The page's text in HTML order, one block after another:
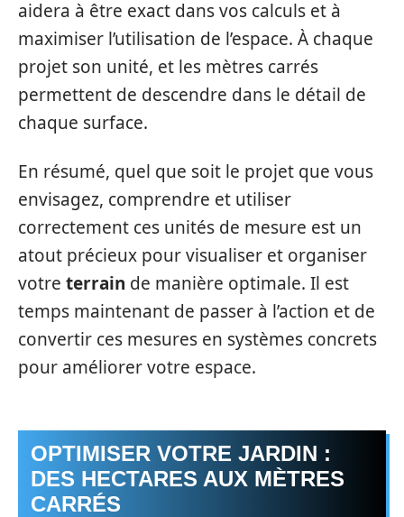
aidera à être exact dans vos calculs et à
maximiser l’utilisation de l’espace. À chaque
projet son unité, et les mètres carrés
permettent de descendre dans le détail de
chaque surface.
En résumé, quel que soit le projet que vous
envisagez, comprendre et utiliser
correctement ces unités de mesure est un
atout précieux pour visualiser et organiser
votre terrain de manière optimale. Il est
temps maintenant de passer à l’action et de
convertir ces mesures en systèmes concrets
pour améliorer votre espace.
OPTIMISER VOTRE JARDIN :
DES HECTARES AUX MÈTRES
CARRÉS